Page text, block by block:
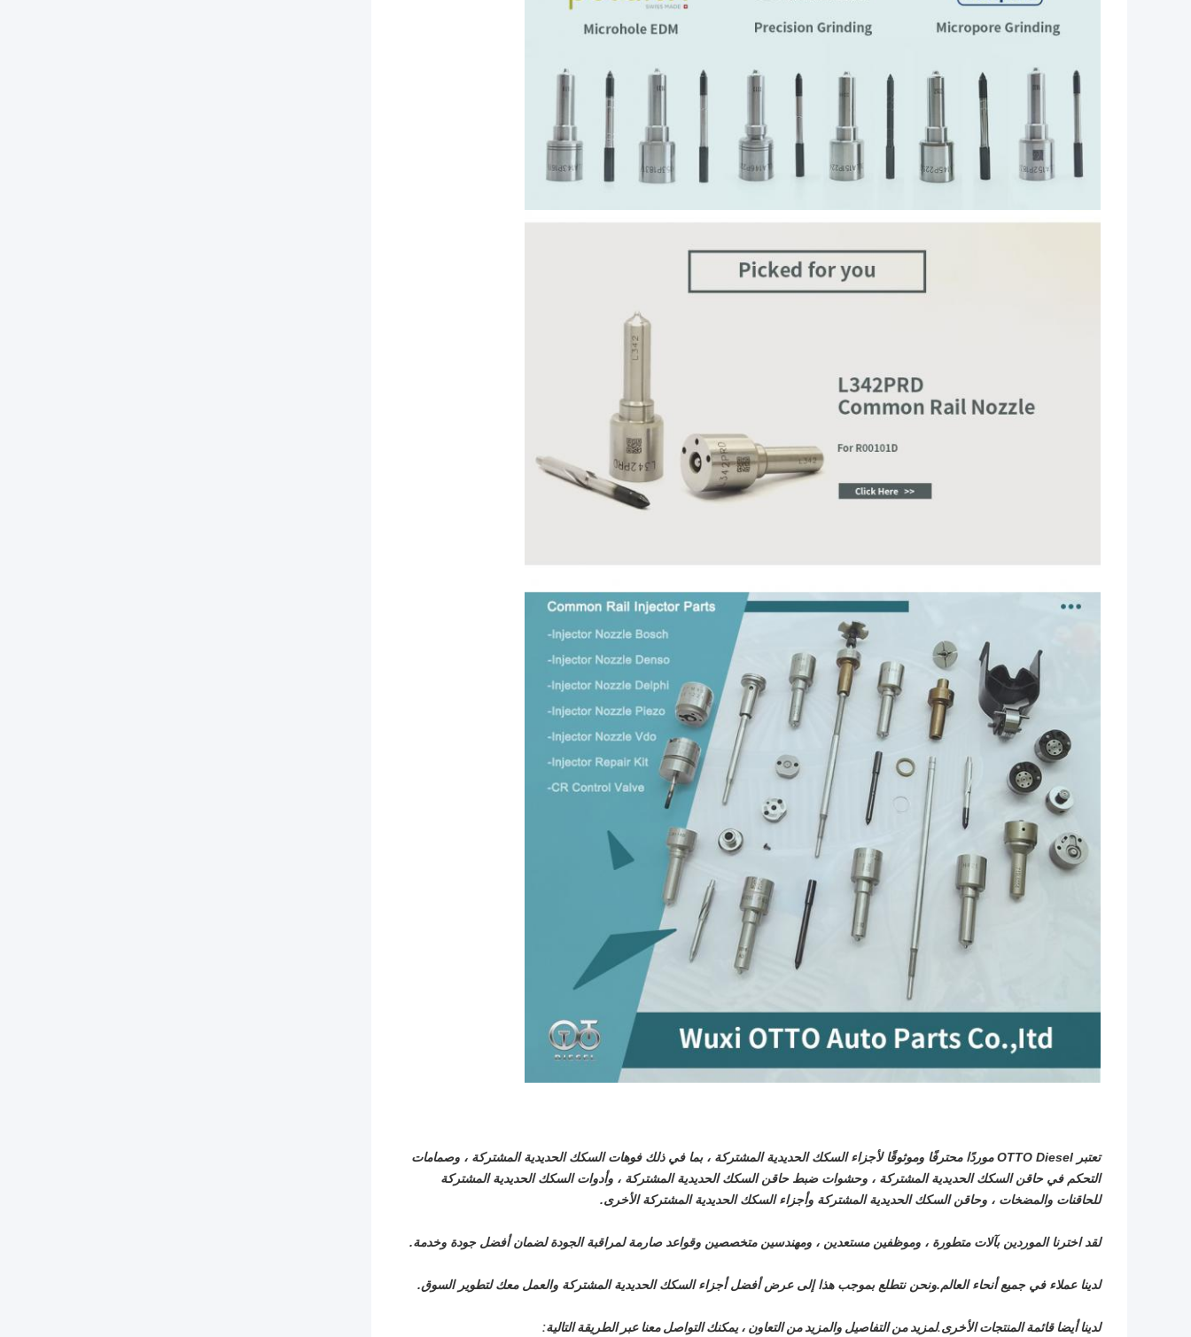
تعتبر OTTO Diesel موردًا محترفًا وموثوقًا لأجزاء السكك الحديدية المشتركة ، بما في ذلك فوهات السكك الحديدية المشتركة ، وصمامات
التحكم في حاقن السكك الحديدية المشتركة ، وحشوات ضبط حاقن السكك الحديدية المشتركة ، وأدوات السكك الحديدية المشتركة
للحاقنات والمضخات ، وحاقن السكك الحديدية المشتركة وأجزاء السكك الحديدية المشتركة الأخرى.
لقد اخترنا الموردين بآلات متطورة ، وموظفين مستعدين ، ومهندسين متخصصين وقواعد صارمة لمراقبة الجودة لضمان أفضل جودة وخدمة.
لدينا عملاء في جميع أنحاء العالم.ونحن نتطلع بموجب هذا إلى عرض أفضل أجزاء السكك الحديدية المشتركة والعمل معك لتطوير السوق.
لدينا أيضا قائمة المنتجات الأخرى.لمزيد من التفاصيل والمزيد من التعاون ، يمكنك التواصل معنا عبر الطريقة التالية: